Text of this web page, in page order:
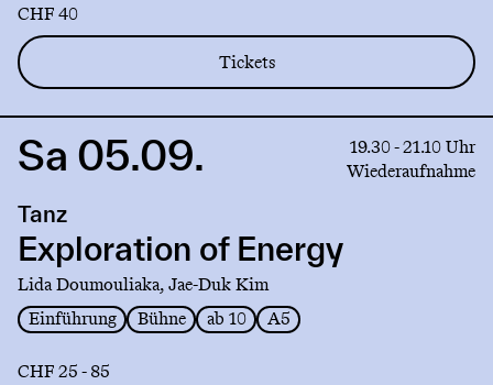
CHF 40
Tickets
Link
Exploration
Energy
Sa 05.09.
19.30 - 21.10 Uhr
Wiederaufnahme
Tanz
Exploration of Energy
Lida Doumouliaka, Jae-Duk Kim
Einführung
Bühne ab 10 A5
CHF 25 - 85